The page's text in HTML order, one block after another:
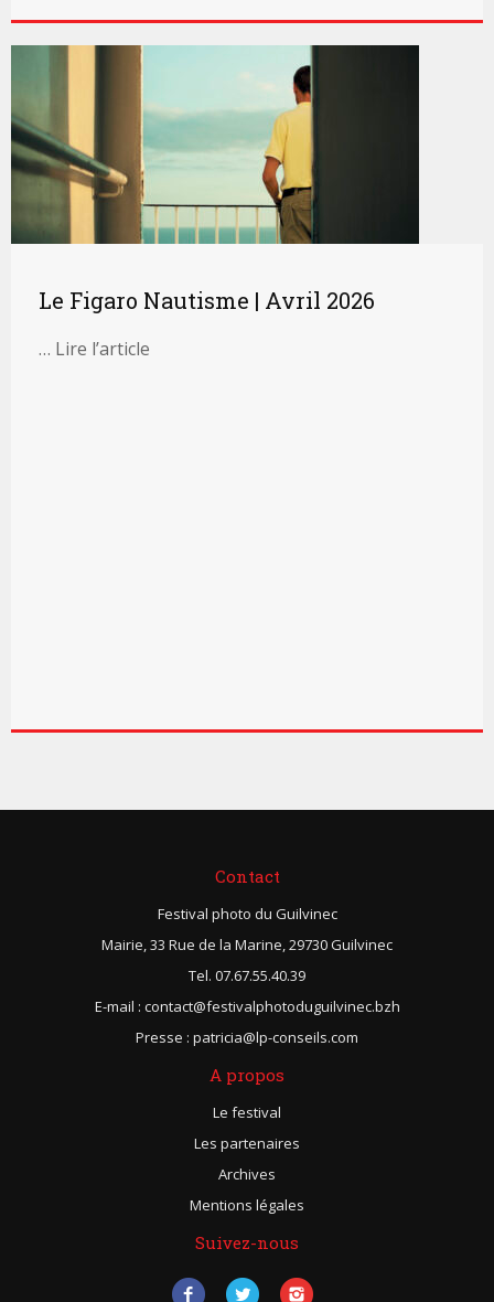
Le Figaro Nautisme | Avril 2026
… Lire l’article
Contact
Festival photo du Guilvinec
Mairie, 33 Rue de la Marine, 29730 Guilvinec
Tel. 07.67.55.40.39
E-mail : contact@festivalphotoduguilvinec.bzh
Presse : patricia@lp-conseils.com
A propos
Le festival
Les partenaires
Archives
Mentions légales
Suivez-nous